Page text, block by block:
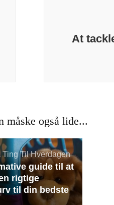
At
måske også lide...
Ting Til Hverdagen
guide til at
rigtige
til din bedste